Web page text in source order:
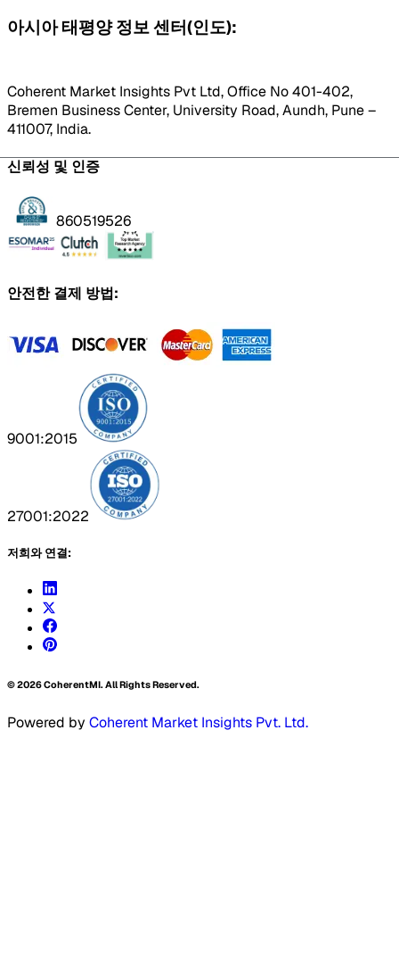
아시아 태평양 정보 센터(인도):
Coherent Market Insights Pvt Ltd, Office No 401-402,
Bremen Business Center, University Road, Aundh, Pune –
411007, India.
신뢰성 및 인증
860519526
안전한 결제 방법:
9001:2015
27001:2022
저희와 연결:
©2026CoherentMI. All Rights Reserved.
Powered by Coherent Market Insights Pvt. Ltd.